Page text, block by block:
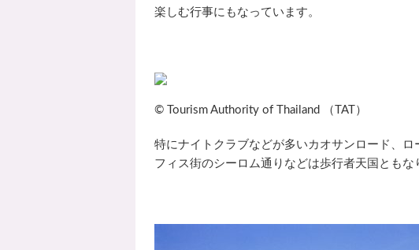
楽しむ行事にもなっています。
© Tourism Authority of Thailand （TAT）
特にナイトクラブなどが多いカオサンロード、
フィス街のシーロム通りなどは歩行者天国とも